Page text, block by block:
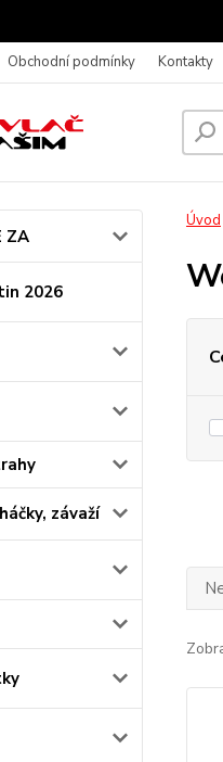
Obchodní podmínky Kontakty
ZA
2026
závaží
Úvod